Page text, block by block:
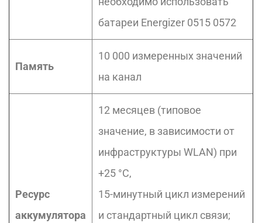
батареи Energizer 0515 0572
Память
10 000 измеренных значений
на канал
Ресурс
аккумулятора
12 месяцев (типовое
значение, в зависимости от
инфраструктуры WLAN) при
+25 °C,
15-минутный цикл измерений
и стандартный цикл связи;